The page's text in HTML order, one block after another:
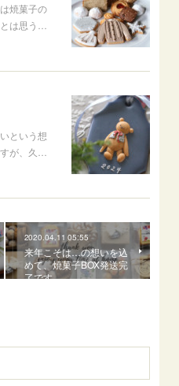
焼菓子の
は思う…
という想
が、久…
2020.04.11 05:55
来年こそは…の想いを込
めて、焼菓子BOX発送完
了です